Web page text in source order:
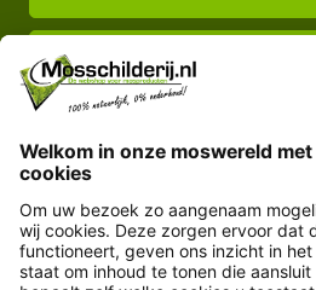
Route naar mos-
Florapark
Klantenservice